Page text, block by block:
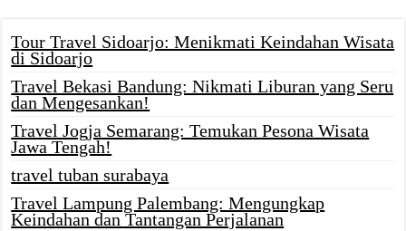
Tour Travel Sidoarjo: Menikmati Keindahan Wisata
di Sidoarjo
Travel Bekasi Bandung: Nikmati Liburan yang Seru
dan Mengesankan!
Travel Jogja Semarang: Temukan Pesona Wisata
Jawa Tengah!
travel tuban surabaya
Travel Lampung Palembang: Mengungkap
Keindahan dan Tantangan Perjalanan